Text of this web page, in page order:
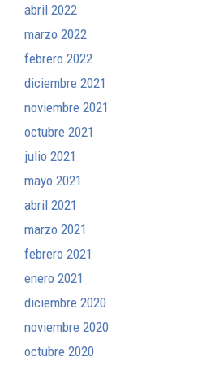
abril 2022
marzo 2022
febrero 2022
diciembre 2021
noviembre 2021
octubre 2021
julio 2021
mayo 2021
abril 2021
marzo 2021
febrero 2021
enero 2021
diciembre 2020
noviembre 2020
octubre 2020